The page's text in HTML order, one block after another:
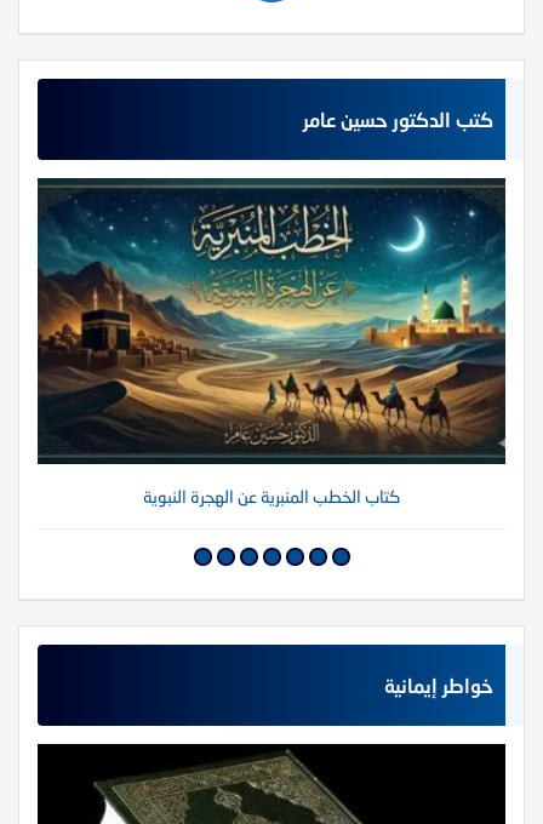
كتب الدكتور حسين عامر
كتاب الخطب المنبرية عن الهجرة النبوية
خواطر إيمانية